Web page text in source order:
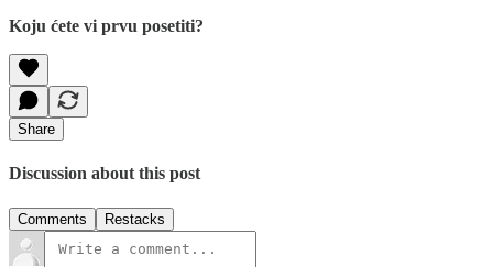
Koju ćete vi prvu posetiti?
Share
Discussion about this post
Comments Restacks